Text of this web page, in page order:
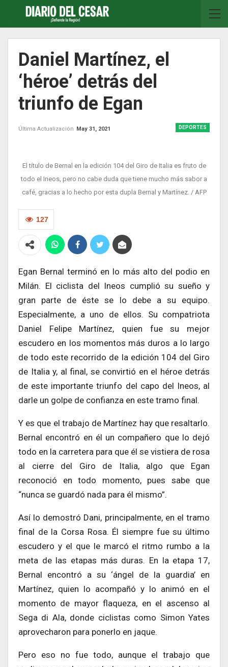
Daniel Martínez, el
‘héroe’ detrás del
triunfo de Egan
DEPORTES
Última Actualización May 31, 2021
El título de Bernal en la edición 104 del Giro de Italia es fruto de
todo el Ineos, pero no cabe duda que tiene mucho más sabor a
café, gracias a lo hecho por esta dupla Bernal y Martínez. / AFP
127
Egan Bernal terminó en lo más alto del podio en
Milán. El ciclista del Ineos cumplió su sueño y
gran parte de éste se lo debe a su equipo.
Especialmente, a uno de ellos. Su compatriota
Daniel Felipe Martínez, quien fue su mejor
escudero en los momentos más duros a lo largo
de todo este recorrido de la edición 104 del Giro
de Italia y, al final, se convirtió en el héroe detrás
de este importante triunfo del capo del Ineos, al
darle un golpe de confianza en este tramo final.
Y es que el trabajo de Martínez hay que resaltarlo.
Bernal encontró en él un compañero que lo dejó
todo en la carretera para que él se vistiera de rosa
al cierre del Giro de Italia, algo que Egan
reconoció en todo momento, pues sabe que
“nunca se guardó nada para él mismo”.
Así lo demostró Dani, principalmente, en el tramo
final de la Corsa Rosa. Él siempre fue su último
escudero y el que le marcó el ritmo rumbo a la
meta de las etapas más duras. En la etapa 17,
Bernal encontró a su ‘ángel de la guardia’ en
Martínez, quien lo acompañó y lo animó en el
momento de mayor flaqueza, en el ascenso al
Sega di Ala, donde ciclistas como Simon Yates
aprovecharon para ponerlo en jaque.
Pero eso no fue todo, aunque el trabajo que